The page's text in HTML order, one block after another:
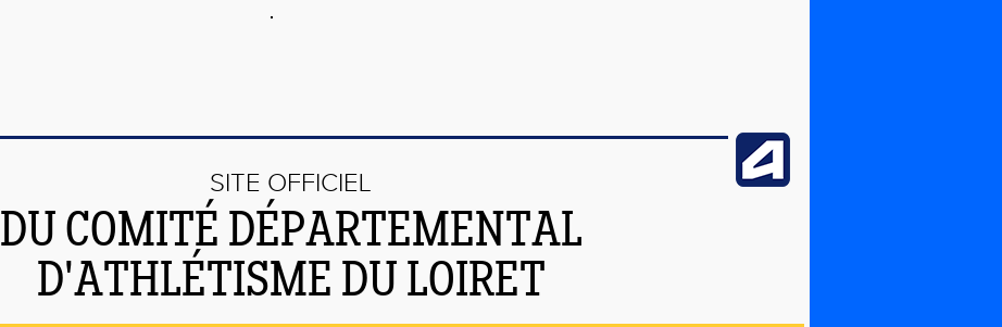
SITE OFFICIEL
DU COMITÉ DÉPARTEMENTAL
D'ATHLÉTISME DU LOIRET